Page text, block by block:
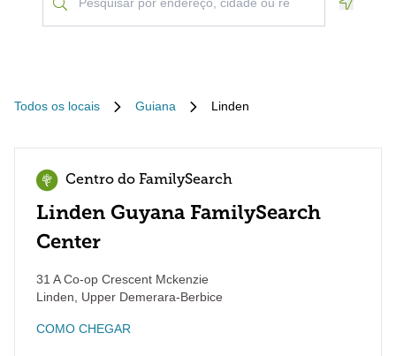
Todos os locais Guiana Linden
Centro do FamilySearch
Linden Guyana FamilySearch
Center
31 A Co-op Crescent Mckenzie
Linden
Upper Demerara-Berbice
COMO CHEGAR